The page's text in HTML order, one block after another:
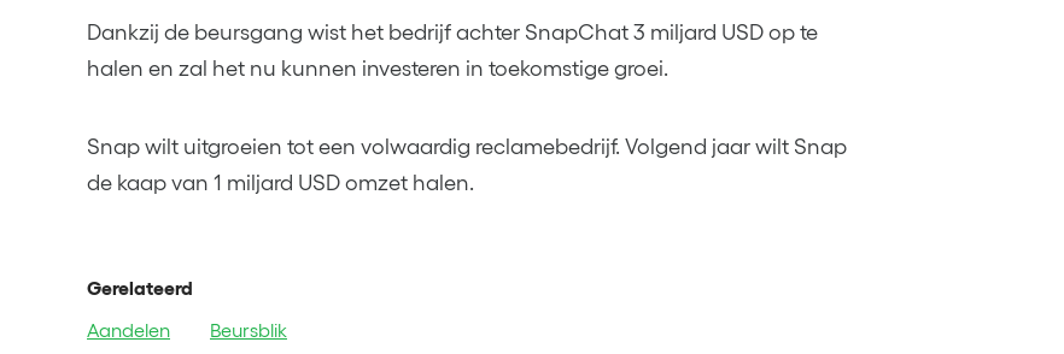
Dankzij de beursgang wist het bedrijf achter SnapChat 3 miljard USD op te
halen en zal het nu kunnen investeren in toekomstige groei.
Snap wilt uitgroeien tot een volwaardig reclamebedrijf. Volgend jaar wilt Snap
de kaap van 1 miljard USD omzet halen.
Gerelateerd
Aandelen
Beursblik